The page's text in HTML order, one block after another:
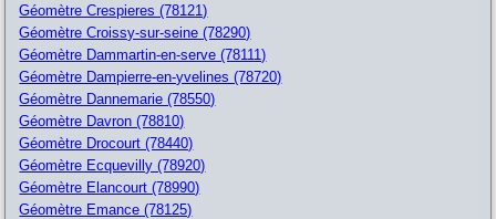
Géomètre Crespieres (78121)
Géomètre Croissy-sur-seine (78290)
Géomètre Dammartin-en-serve (78111)
Géomètre Dampierre-en-yvelines (78720)
Géomètre Dannemarie (78550)
Géomètre Davron (78810)
Géomètre Drocourt (78440)
Géomètre Ecquevilly (78920)
Géomètre Elancourt (78990)
Géomètre Emance (78125)